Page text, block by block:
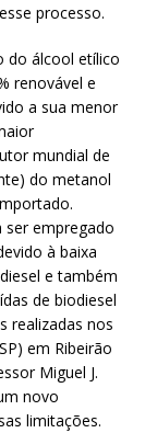
processo.
do álcool etílico
renovável e
a sua menor
mundial de
do metanol
ser empregado
à baixa
e também
de biodiesel
realizadas nos
em Ribeirão
Miguel J.
novo
limitações.